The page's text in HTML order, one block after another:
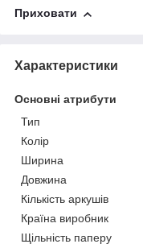
Приховати
Характеристики
Основні атрибути
Тип
Колір
Ширина
Довжина
Кількість аркушів
Країна виробник
Щільність паперу